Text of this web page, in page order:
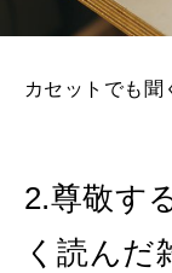
カセットでも聞
2.尊敬す
く読んだ